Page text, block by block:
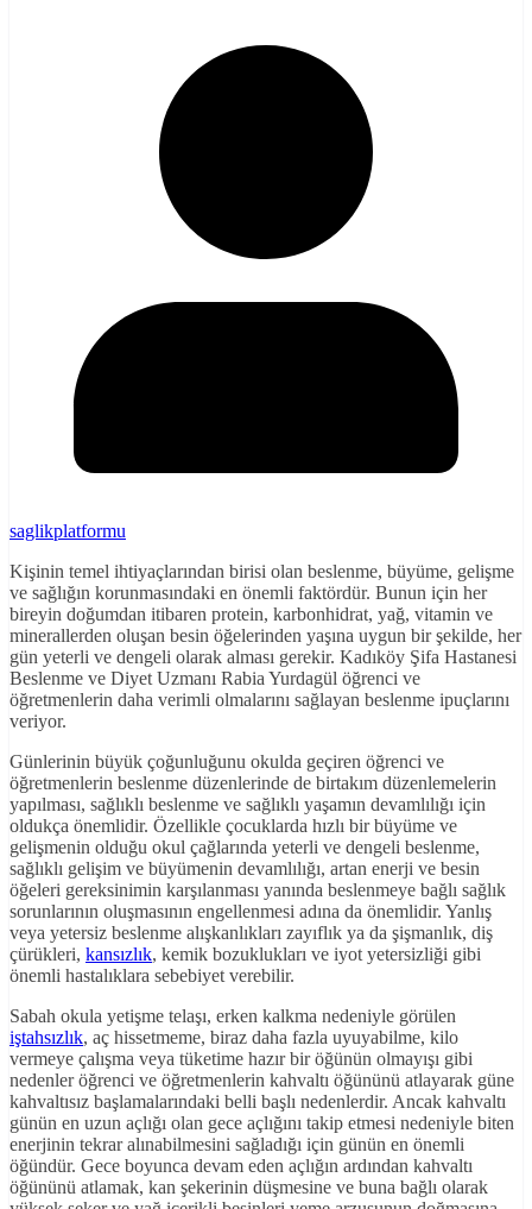
saglikplatformu
Kişinin temel ihtiyaçlarından birisi olan beslenme, büyüme, gelişme
ve sağlığın korunmasındaki en önemli faktördür. Bunun için her
bireyin doğumdan itibaren protein, karbonhidrat, yağ, vitamin ve
minerallerden oluşan besin öğelerinden yaşına uygun bir şekilde, her
gün yeterli ve dengeli olarak alması gerekir. Kadıköy Şifa Hastanesi
Beslenme ve Diyet Uzmanı Rabia Yurdagül öğrenci ve
öğretmenlerin daha verimli olmalarını sağlayan beslenme ipuçlarını
veriyor.
Günlerinin büyük çoğunluğunu okulda geçiren öğrenci ve
öğretmenlerin beslenme düzenlerinde de birtakım düzenlemelerin
yapılması, sağlıklı beslenme ve sağlıklı yaşamın devamlılığı için
oldukça önemlidir. Özellikle çocuklarda hızlı bir büyüme ve
gelişmenin olduğu okul çağlarında yeterli ve dengeli beslenme,
sağlıklı gelişim ve büyümenin devamlılığı, artan enerji ve besin
öğeleri gereksinimin karşılanması yanında beslenmeye bağlı sağlık
sorunlarının oluşmasının engellenmesi adına da önemlidir. Yanlış
veya yetersiz beslenme alışkanlıkları zayıflık ya da şişmanlık, diş
çürükleri, kansızlık, kemik bozuklukları ve iyot yetersizliği gibi
önemli hastalıklara sebebiyet verebilir.
Sabah okula yetişme telaşı, erken kalkma nedeniyle görülen
iştahsızlık, aç hissetmeme, biraz daha fazla uyuyabilme, kilo
vermeye çalışma veya tüketime hazır bir öğünün olmayışı gibi
nedenler öğrenci ve öğretmenlerin kahvaltı öğününü atlayarak güne
kahvaltısız başlamalarındaki belli başlı nedenlerdir. Ancak kahvaltı
günün en uzun açlığı olan gece açlığını takip etmesi nedeniyle biten
enerjinin tekrar alınabilmesini sağladığı için günün en önemli
öğündür. Gece boyunca devam eden açlığın ardından kahvaltı
öğününü atlamak, kan şekerinin düşmesine ve buna bağlı olarak